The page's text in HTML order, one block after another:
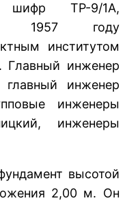
шифр ТР-9/1А,
в 1957 году
институтом
инженер
инженер
инженеры
инженеры
высотой
2,00 м. Он